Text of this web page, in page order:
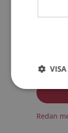
Jag
Redan
VISA